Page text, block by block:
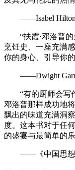
——Isabel Hilton
“扶霞·邓洛普
烹饪史、一座充满
你的身心、引导你
——Dwight
“有的厨师会写
邓洛普那样成功地
飘出的味道充满洞
度。这本书对于任
的盛宴与最简单的
——《中国思想